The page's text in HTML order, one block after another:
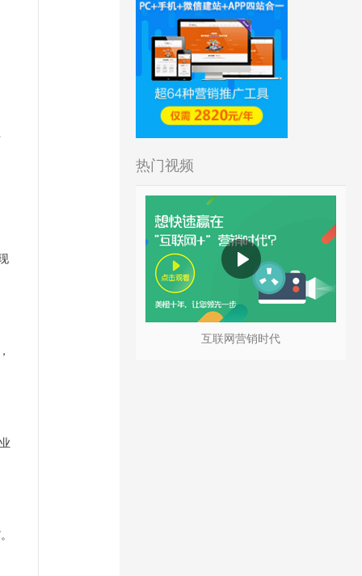
热门视频
互联网营销时代